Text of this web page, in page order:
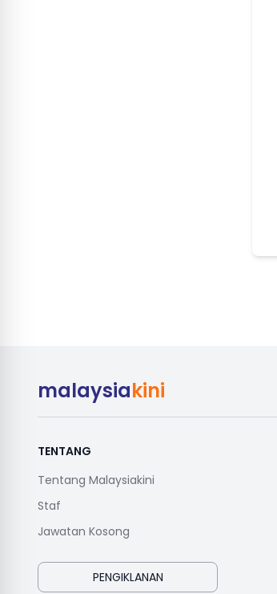
malaysiakini
TENTANG
Tentang Malaysiakini
Staf
Jawatan Kosong
PENGIKLANAN